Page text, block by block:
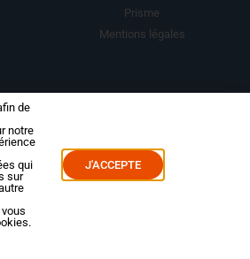
Prisme
Mentions légales
Mes commandes
Mes abonnements
de
notre
qui
sur
J'ACCEPTE